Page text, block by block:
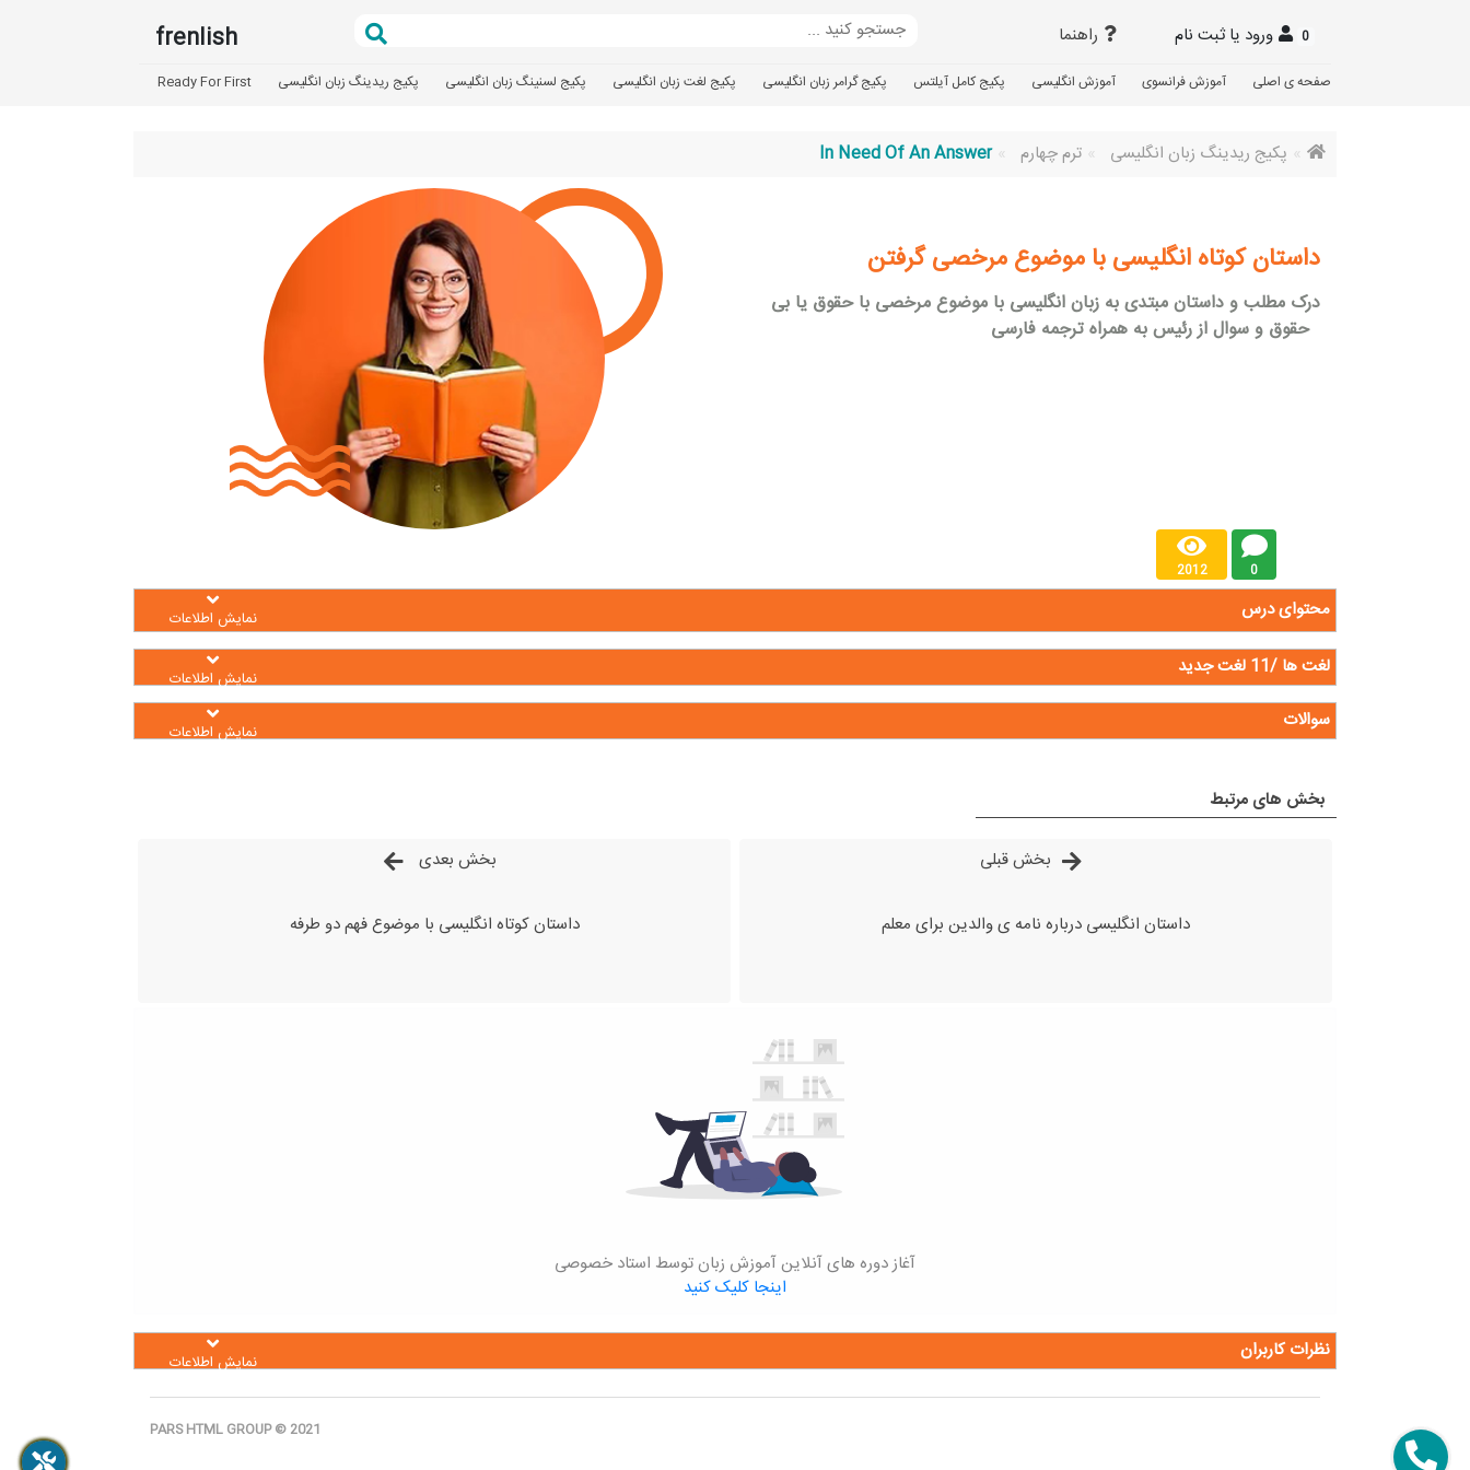
frenlish راهنما 0 ورود یا ثبت نام
صفحه ی اصلی آموزش فرانسوی آموزش انگلیسی پکیج کامل آیلتس پکیج گرامر زبان انگلیسی پکیج لغت زبان انگلیسی پکیج لسنینگ زبان انگلیسی پکیج ریدینگ زبان انگلیسی Ready For First
پکیج ریدینگ زبان انگلیسی ترم چهارم In Need Of An Answer
داستان کوتاه انگلیسی با موضوع مرخصی گرفتن
درک مطلب و داستان مبتدی به زبان انگلیسی با موضوع مرخصی با حقوق یا بی
حقوق و سوال از رئیس به همراه ترجمه فارسی
2012 0
محتوای درس نمایش اطلاعات
لغت ها /11 لغت جدید نمایش اطلاعات
سوالات نمایش اطلاعات
بخش های مرتبط
بخش قبلی
داستان انگلیسی درباره نامه ی والدین برای معلم
بخش بعدی
داستان کوتاه انگلیسی با موضوع فهم دو طرفه
آغاز دوره های آنلاین آموزش زبان توسط استاد خصوصی
اینجا کلیک کنید
نظرات کاربران نمایش اطلاعات
PARS HTML GROUP © 2021